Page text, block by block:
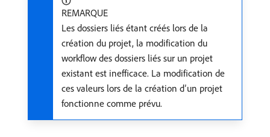
REMARQUE
Les dossiers liés étant créés lors de la
création du projet, la modification du
workflow des dossiers liés sur un projet
existant est inefficace. La modification de
ces valeurs lors de la création d’un projet
fonctionne comme prévu.